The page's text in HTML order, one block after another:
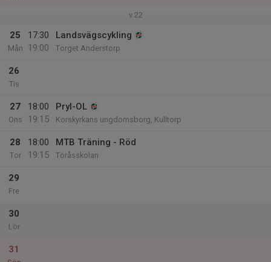
v.22
25
Mån
17:30
19:00
Landsvägscykling
Torget Anderstorp
26
Tis
27
Ons
18:00
19:15
Pryl-OL
Korskyrkans ungdomsborg, Kulltorp
28
Tor
18:00
19:15
MTB Träning - Röd
Töråsskolan
29
Fre
30
Lör
31